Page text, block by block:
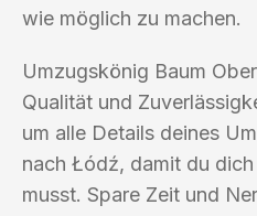
wie möglich zu machen.
Umzugskönig Baum
Qualität und
um alle Details deines
nach Łódź, damit du
musst. Spare Zeit und